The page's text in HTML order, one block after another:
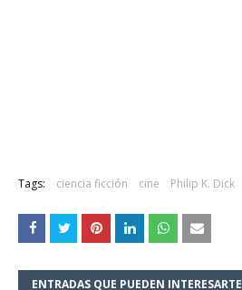
Tags: ciencia ficción cine Philip K. Dick
ENTRADAS QUE PUEDEN INTERESARTE